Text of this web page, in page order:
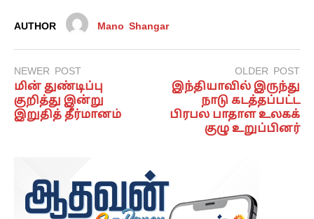
AUTHOR Mano Shangar
NEWER POST
மின் துண்டிப்பு
குறித்து இன்று
இறுதித் தீர்மானம்
OLDER POST
இந்தியாவில் இருந்து
நாடு கடத்தப்பட்ட
பிரபல பாதாள உலகக்
குழு உறுப்பினர்